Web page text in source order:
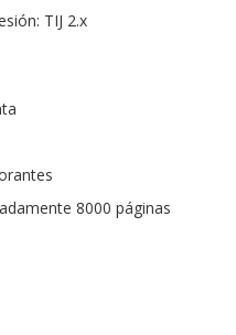
TIJ 2.x
8000 páginas